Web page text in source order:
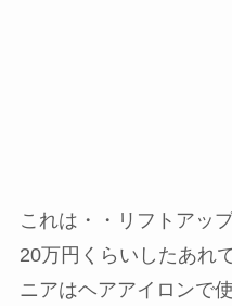
これは・・リフトアッ
20万円くらいしたあれ
ニアはヘアアイロンで